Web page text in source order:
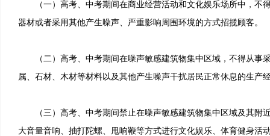
（一）高考、中考期间在商业经营活动和文化娱乐场所中，不
器材或者采用其他产生噪声、严重影响周围环境的方式招揽顾客。
（二）高考、中考期间在噪声敏感建筑物集中区域，不得从事
属、石材、木材等材料以及其他产生噪声干扰居民正常休息的生产
（三）高考、中考期间禁止在噪声敏感建筑物集中区域及其附
大音量音响、抽打陀螺、甩响鞭等方式进行文化娱乐、体育健身活